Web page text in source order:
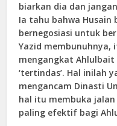
biarkan dia dan
Ia tahu bahwa Husain
bernegosiasi untuk
Yazid
mengangkat
‘tertindas’. Hal inilah
mengancam Dinasti
hal itu membuka
paling efektif bagi